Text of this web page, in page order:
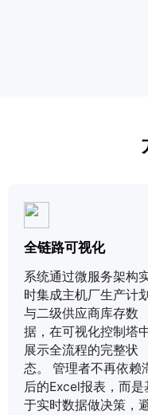
全链路可视化
系统通过微服务架构
时集成主机厂生产计
与二级供应商库存数
据，在可视化控制塔
展示全流程的完整状
态。 管理者不再依赖
后的Excel报表，而是
于实时数据做决策，